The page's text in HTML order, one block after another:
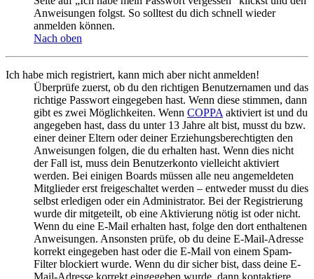
Anweisungen folgst. So solltest du dich schnell wieder
anmelden können.
Nach oben
Ich habe mich registriert, kann mich aber nicht anmelden!
Überprüfe zuerst, ob du den richtigen Benutzernamen und das
richtige Passwort eingegeben hast. Wenn diese stimmen, dann
gibt es zwei Möglichkeiten. Wenn COPPA aktiviert ist und du
angegeben hast, dass du unter 13 Jahre alt bist, musst du bzw.
einer deiner Eltern oder deiner Erziehungsberechtigten den
Anweisungen folgen, die du erhalten hast. Wenn dies nicht
der Fall ist, muss dein Benutzerkonto vielleicht aktiviert
werden. Bei einigen Boards müssen alle neu angemeldeten
Mitglieder erst freigeschaltet werden – entweder musst du dies
selbst erledigen oder ein Administrator. Bei der Registrierung
wurde dir mitgeteilt, ob eine Aktivierung nötig ist oder nicht.
Wenn du eine E-Mail erhalten hast, folge den dort enthaltenen
Anweisungen. Ansonsten prüfe, ob du deine E-Mail-Adresse
korrekt eingegeben hast oder die E-Mail von einem Spam-
Filter blockiert wurde. Wenn du dir sicher bist, dass deine E-
Mail-Adresse korrekt eingegeben wurde, dann kontaktiere